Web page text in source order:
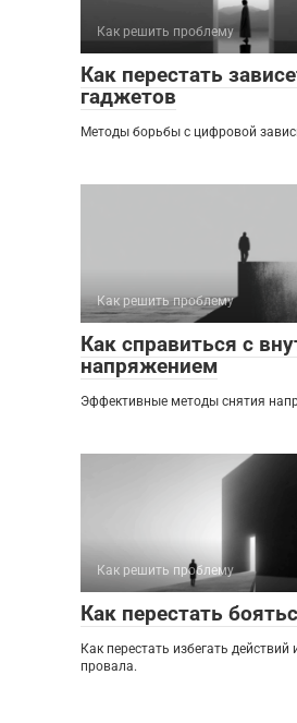
Как решить проблему
Как перестать
гаджетов
Методы борьбы с цифровой
Как решить проблему
Как справиться с
напряжением
Эффективные методы снятия
Как решить проблему
Как перестать
Как перестать избегать действий
провала.